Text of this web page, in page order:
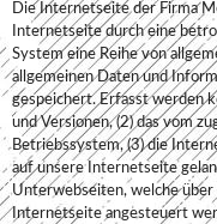
Die Internetseite der Firma
Internetseite durch eine
System eine Reihe von
allgemeinen Daten und
gespeichert. Erfasst werden
und Versionen, (2) das vom
Betriebssystem, (3) die
auf unsere Internetseite
Unterwebseiten, welche
Internetseite angesteuert